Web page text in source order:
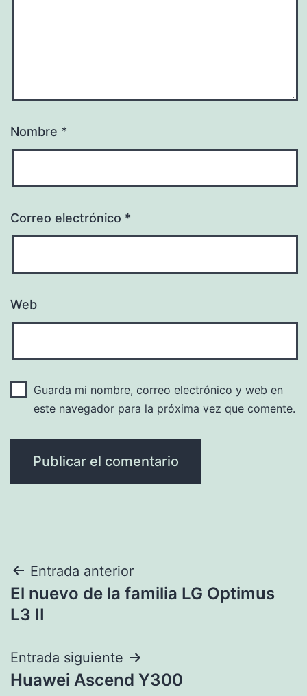
Nombre *
Correo electrónico *
Web
Guarda mi nombre, correo electrónico y web en
este navegador para la próxima vez que comente.
Navegación
de
Entrada anterior
El nuevo de la familia LG Optimus
L3 II
Entrada siguiente
Huawei Ascend Y300